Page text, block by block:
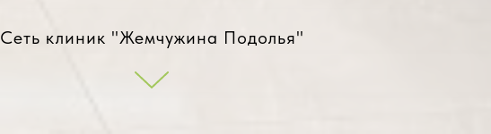
Сеть клиник "Жемчужина Подолья"